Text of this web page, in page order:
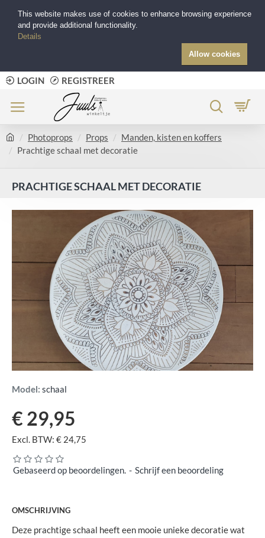
LOGIN REGISTREER
Photoprops Props
Manden, kisten en koffers
Prachtige schaal met decoratie
PRACHTIGE SCHAAL MET DECORATIE
Model: schaal
Gebaseerd op beoordelingen. - Schrijf een beoordeling
€ 29,95
Excl. BTW: € 24,75
OMSCHRIJVING
Deze prachtige schaal heeft een mooie unieke decoratie wat
This website makes use of cookies to enhance browsing experience
and provide additional functionality.
Details
Allow cookies